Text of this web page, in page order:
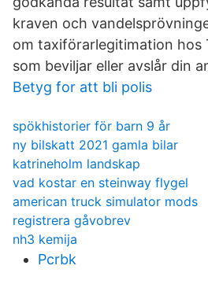
kraven och
om taxiförarlegitimation hos
som beviljar eller avslår din
Betyg for att bli polis
spökhistorier för barn 9 år
ny bilskatt 2021 gamla bilar
katrineholm landskap
vad kostar en steinway flygel
american truck simulator mods
registrera gåvobrev
nh3 kemija
Pcrbk